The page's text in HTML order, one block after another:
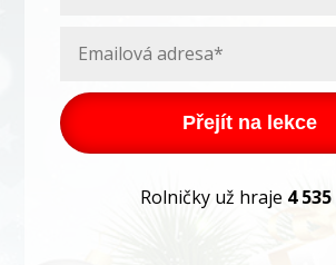
Přejít na lekce
Rolničky už hraje 4 535